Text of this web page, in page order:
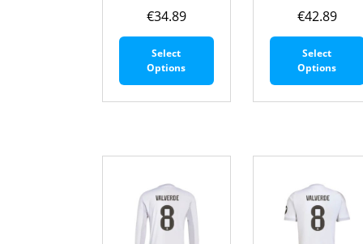
€34.89
Select
Options
Dit
€42.89
Select
Options